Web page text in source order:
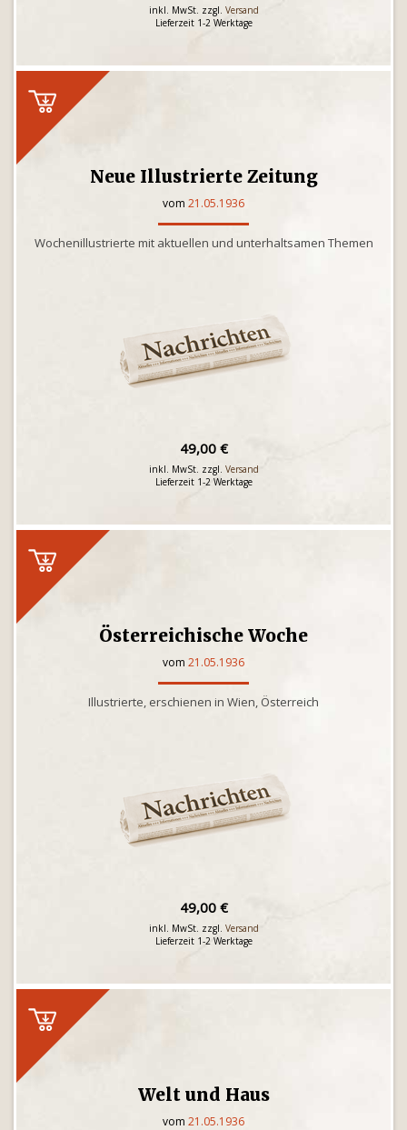
inkl. MwSt. zzgl. Versand
Lieferzeit 1-2 Werktage
Neue Illustrierte Zeitung
vom 21.05.1936
Wochenillustrierte mit aktuellen und unterhaltsamen Themen
49,00 €
inkl. MwSt. zzgl. Versand
Lieferzeit 1-2 Werktage
Österreichische Woche
vom 21.05.1936
Illustrierte, erschienen in Wien, Österreich
49,00 €
inkl. MwSt. zzgl. Versand
Lieferzeit 1-2 Werktage
Welt und Haus
vom 21.05.1936